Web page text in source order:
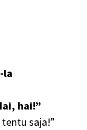
la
hai!”
tentu saja!”